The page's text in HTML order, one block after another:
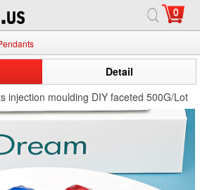
0
Detail
injection moulding DIY faceted 500G/Lot